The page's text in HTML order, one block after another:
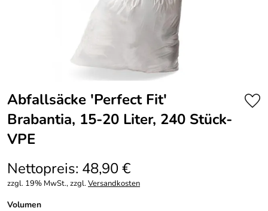
Abfallsäcke 'Perfect Fit'
Brabantia, 15-20 Liter, 240 Stück-
VPE
Nettopreis: 48,90 €
zzgl. 19% MwSt., zzgl.Versandkosten
Volumen